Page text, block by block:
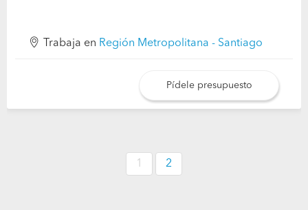
Trabaja en Región Metropolitana - Santiago
Pídele presupuesto
1 2